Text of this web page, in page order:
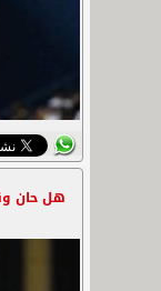
هل حان